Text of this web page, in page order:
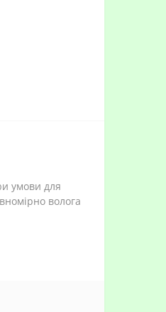
умови для
волога